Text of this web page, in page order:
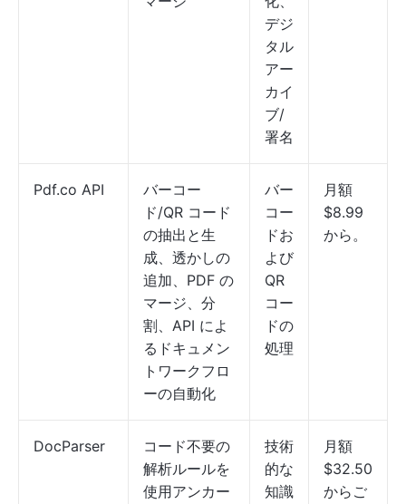
デジ
タル
アー
カイ
ブ/
署名
Pdf.co API
バーコー
ド/QR コード
の抽出と生
成、透かしの
追加、PDF の
マージ、分
割、API によ
るドキュメン
トワークフロ
ーの自動化
バー
コー
ドお
よび
QR
コー
ドの
処理
月額
$8.99
から。
DocParser
コード不要の
解析ルールを
使用アンカー
技術
的な
知識
月額
$32.50
からご